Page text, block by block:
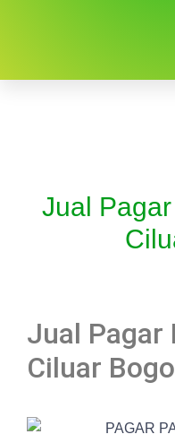
Jual
Jual Pagar
Ciluar